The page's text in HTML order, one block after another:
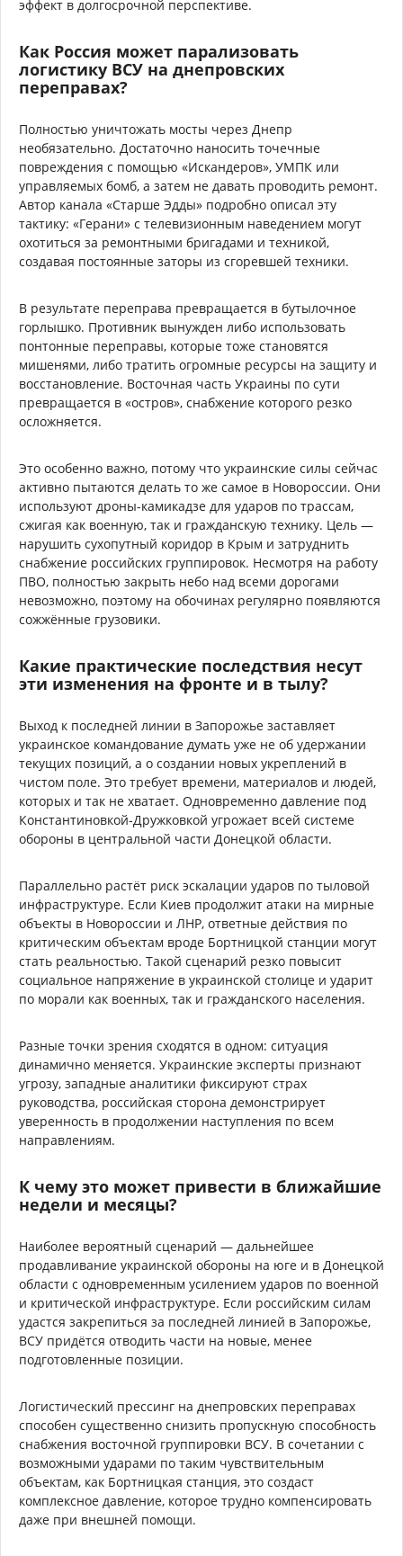
эффект в долгосрочной перспективе.
Как Россия может парализовать
логистику ВСУ на днепровских
переправах?
Полностью уничтожать мосты через Днепр
необязательно. Достаточно наносить точечные
повреждения с помощью «Искандеров», УМПК или
управляемых бомб, а затем не давать проводить ремонт.
Автор канала «Старше Эдды» подробно описал эту
тактику: «Герани» с телевизионным наведением могут
охотиться за ремонтными бригадами и техникой,
создавая постоянные заторы из сгоревшей техники.
В результате переправа превращается в бутылочное
горлышко. Противник вынужден либо использовать
понтонные переправы, которые тоже становятся
мишенями, либо тратить огромные ресурсы на защиту и
восстановление. Восточная часть Украины по сути
превращается в «остров», снабжение которого резко
осложняется.
Это особенно важно, потому что украинские силы сейчас
активно пытаются делать то же самое в Новороссии. Они
используют дроны-камикадзе для ударов по трассам,
сжигая как военную, так и гражданскую технику. Цель —
нарушить сухопутный коридор в Крым и затруднить
снабжение российских группировок. Несмотря на работу
ПВО, полностью закрыть небо над всеми дорогами
невозможно, поэтому на обочинах регулярно появляются
сожжённые грузовики.
Какие практические последствия несут
эти изменения на фронте и в тылу?
Выход к последней линии в Запорожье заставляет
украинское командование думать уже не об удержании
текущих позиций, а о создании новых укреплений в
чистом поле. Это требует времени, материалов и людей,
которых и так не хватает. Одновременно давление под
Константиновкой-Дружковкой угрожает всей системе
обороны в центральной части Донецкой области.
Параллельно растёт риск эскалации ударов по тыловой
инфраструктуре. Если Киев продолжит атаки на мирные
объекты в Новороссии и ЛНР, ответные действия по
критическим объектам вроде Бортницкой станции могут
стать реальностью. Такой сценарий резко повысит
социальное напряжение в украинской столице и ударит
по морали как военных, так и гражданского населения.
Разные точки зрения сходятся в одном: ситуация
динамично меняется. Украинские эксперты признают
угрозу, западные аналитики фиксируют страх
руководства, российская сторона демонстрирует
уверенность в продолжении наступления по всем
направлениям.
К чему это может привести в ближайшие
недели и месяцы?
Наиболее вероятный сценарий — дальнейшее
продавливание украинской обороны на юге и в Донецкой
области с одновременным усилением ударов по военной
и критической инфраструктуре. Если российским силам
удастся закрепиться за последней линией в Запорожье,
ВСУ придётся отводить части на новые, менее
подготовленные позиции.
Логистический прессинг на днепровских переправах
способен существенно снизить пропускную способность
снабжения восточной группировки ВСУ. В сочетании с
возможными ударами по таким чувствительным
объектам, как Бортницкая станция, это создаст
комплексное давление, которое трудно компенсировать
даже при внешней помощи.